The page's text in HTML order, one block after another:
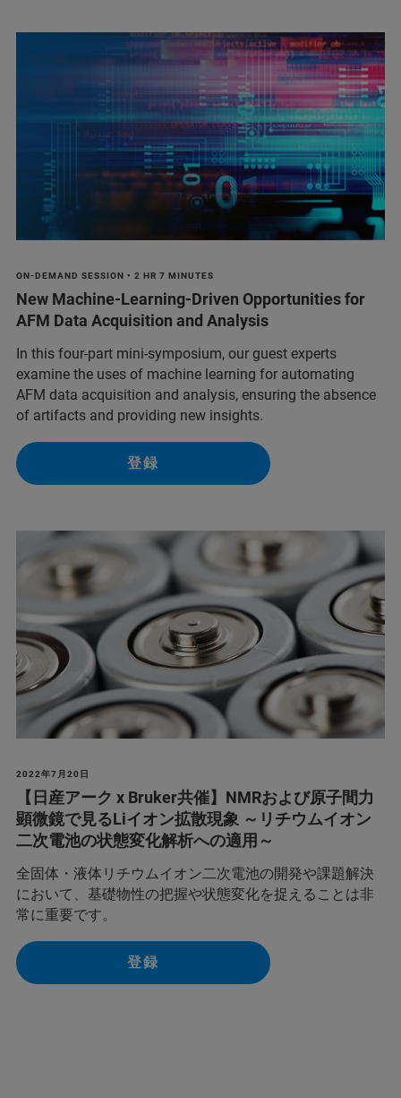
ON-DEMAND SESSION • 2 HR 7 MINUTES
New Machine-Learning-Driven Opportunities for
AFM Data Acquisition and Analysis
In this four-part mini-symposium, our guest experts
examine the uses of machine learning for automating
AFM data acquisition and analysis, ensuring the absence
of artifacts and providing new insights.
登録
2022年7月20日
【日産アーク x Bruker共催】NMRおよび原子間力
顕微鏡で見るLiイオン拡散現象 ～リチウムイオン
二次電池の状態変化解析への適用～
全固体・液体リチウムイオン二次電池の開発や課題解決
において、基礎物性の把握や状態変化を捉えることは非
常に重要です。
登録